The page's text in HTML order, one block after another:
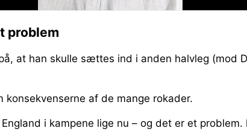
problem
at han skulle sættes ind i anden halvleg (mod
konsekvenserne af de mange rokader.
i kampene lige nu – og det er et problem.